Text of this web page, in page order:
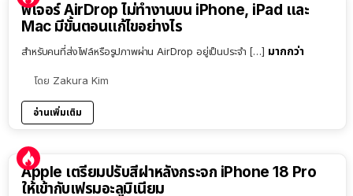
ฟีเจอร์ AirDrop ไม่ทำงานบน iPhone, iPad และ
Mac มีขั้นตอนแก้ไขอย่างไร
สำหรับคนที่ส่งไฟล์หรือรูปภาพผ่าน AirDrop อยู่เป็นประจำ […] มากกว่า
โดย Zakura Kim
อ่านเพิ่มเติม
Apple เตรียมปรับสีฝาหลังกระจก iPhone 18 Pro
ให้เข้ากับเฟรมอะลูมิเนียม